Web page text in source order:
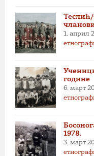
Теслић/
1. април
године
6. март
1978.
3. март